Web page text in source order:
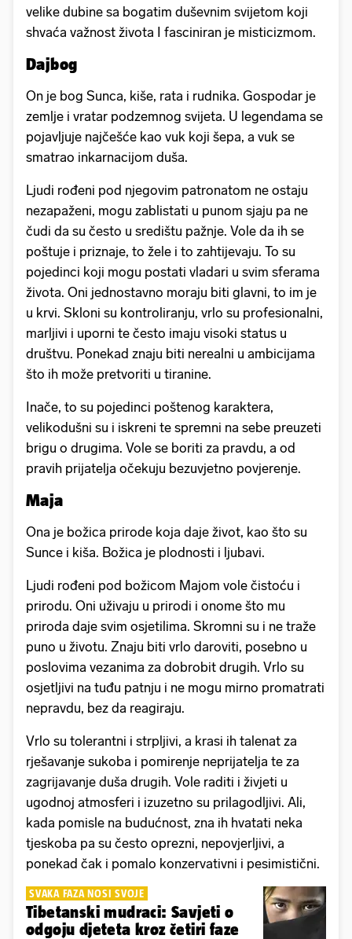
velike dubine sa bogatim duševnim svijetom koji
shvaća važnost života I fasciniran je misticizmom.
Dajbog
On je bog Sunca, kiše, rata i rudnika. Gospodar je
zemlje i vratar podzemnog svijeta. U legendama se
pojavljuje najčešće kao vuk koji šepa, a vuk se
smatrao inkarnacijom duša.
Ljudi rođeni pod njegovim patronatom ne ostaju
nezapaženi, mogu zablistati u punom sjaju pa ne
čudi da su često u središtu pažnje. Vole da ih se
poštuje i priznaje, to žele i to zahtijevaju. To su
pojedinci koji mogu postati vladari u svim sferama
života. Oni jednostavno moraju biti glavni, to im je
u krvi. Skloni su kontroliranju, vrlo su profesionalni,
marljivi i uporni te često imaju visoki status u
društvu. Ponekad znaju biti nerealni u ambicijama
što ih može pretvoriti u tiranine.
Inače, to su pojedinci poštenog karaktera,
velikodušni su i iskreni te spremni na sebe preuzeti
brigu o drugima. Vole se boriti za pravdu, a od
pravih prijatelja očekuju bezuvjetno povjerenje.
Maja
Ona je božica prirode koja daje život, kao što su
Sunce i kiša. Božica je plodnosti i ljubavi.
Ljudi rođeni pod božicom Majom vole čistoću i
prirodu. Oni uživaju u prirodi i onome što mu
priroda daje svim osjetilima. Skromni su i ne traže
puno u životu. Znaju biti vrlo daroviti, posebno u
poslovima vezanima za dobrobit drugih. Vrlo su
osjetljivi na tuđu patnju i ne mogu mirno promatrati
nepravdu, bez da reagiraju.
Vrlo su tolerantni i strpljivi, a krasi ih talenat za
rješavanje sukoba i pomirenje neprijatelja te za
zagrijavanje duša drugih. Vole raditi i živjeti u
ugodnoj atmosferi i izuzetno su prilagodljivi. Ali,
kada pomisle na budućnost, zna ih hvatati neka
tjeskoba pa su često oprezni, nepovjerljivi, a
ponekad čak i pomalo konzervativni i pesimistični.
SVAKA FAZA NOSI SVOJE
Tibetanski mudraci: Savjeti o
odgoju djeteta kroz četiri faze